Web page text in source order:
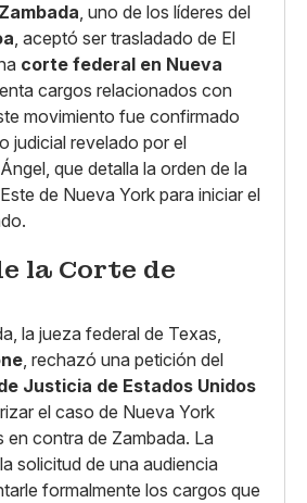
, uno de los líderes del
, aceptó ser trasladado de El
corte federal en Nueva
cargos relacionados con
movimiento fue confirmado
judicial revelado por el
que detalla la orden de la
de Nueva York para iniciar el
la Corte de
la jueza federal de Texas,
, rechazó una petición del
Justicia de Estados Unidos
el caso de Nueva York
en contra de Zambada. La
solicitud de una audiencia
formalmente los cargos que